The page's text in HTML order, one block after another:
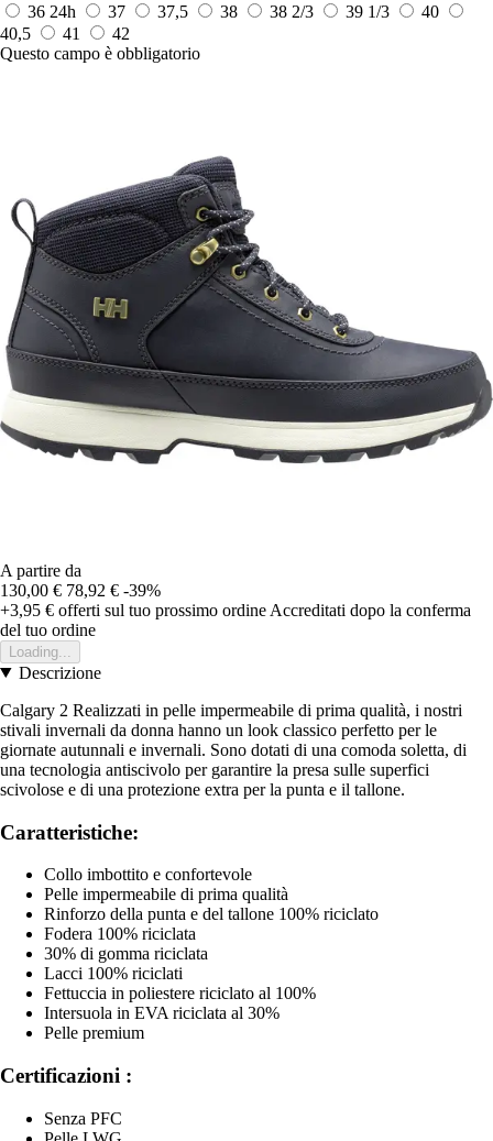
36 24h 37 37,5 38 38 2/3 39 1/3
40
40,5
41
42
Questo campo è obbligatorio
A partire da
130,00 € 78,92 € -39%
+3,95 € offerti sul tuo prossimo ordine Accreditati dopo la conferma
del tuo ordine
Loading...
Descrizione
Calgary 2 Realizzati in pelle impermeabile di prima qualità, i nostri
stivali invernali da donna hanno un look classico perfetto per le
giornate autunnali e invernali. Sono dotati di una comoda soletta, di
una tecnologia antiscivolo per garantire la presa sulle superfici
scivolose e di una protezione extra per la punta e il tallone.
Caratteristiche:
Collo imbottito e confortevole
Pelle impermeabile di prima qualità
Rinforzo della punta e del tallone 100% riciclato
Fodera 100% riciclata
30% di gomma riciclata
Lacci 100% riciclati
Fettuccia in poliestere riciclato al 100%
Intersuola in EVA riciclata al 30%
Pelle premium
Certificazioni :
Senza PFC